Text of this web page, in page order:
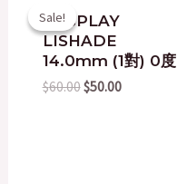
Sale!
Sale!
COSPLAY
LISHADE
14.0mm (1對) 0度
$60.00
price
was:
$60.00.
$50.00
$50.00.